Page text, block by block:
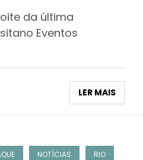
da última
Eventos
LER MAIS
NOTÍCIAS RIO